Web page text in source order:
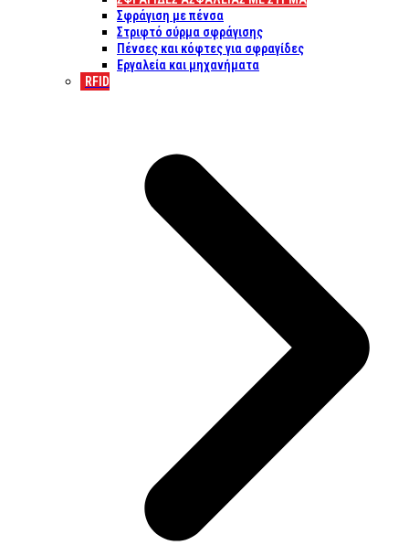
Σφράγιση με πένσα
Στριφτό σύρμα σφράγισης
Πένσες και κόφτες για σφραγίδες
Εργαλεία και μηχανήματα
RFID